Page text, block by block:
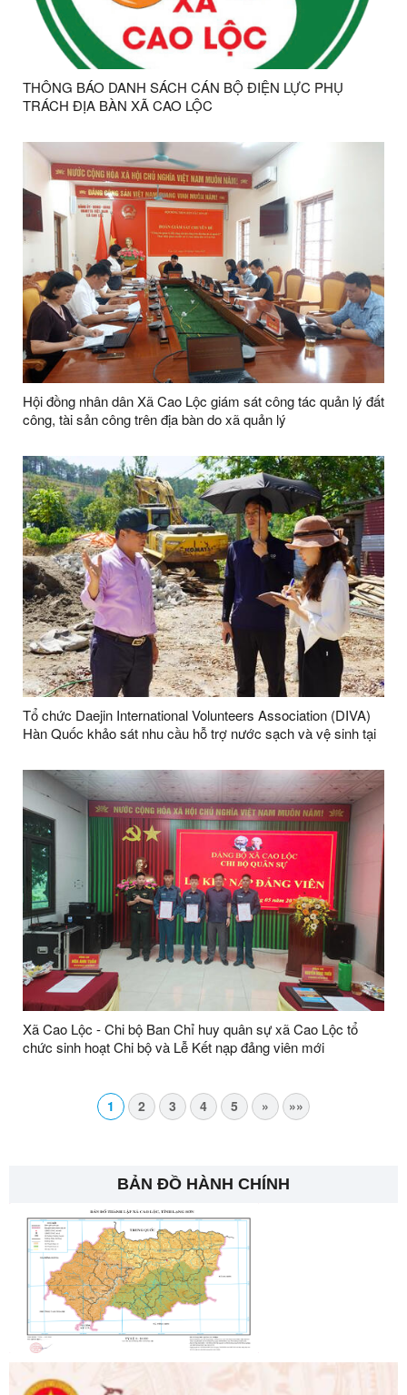
THÔNG BÁO DANH SÁCH CÁN BỘ ĐIỆN LỰC PHỤ
TRÁCH ĐỊA BÀN XÃ CAO LỘC
Hội đồng nhân dân Xã Cao Lộc giám sát công tác quản lý đất
công, tài sản công trên địa bàn do xã quản lý
Tổ chức Daejin International Volunteers Association (DIVA)
Hàn Quốc khảo sát nhu cầu hỗ trợ nước sạch và vệ sinh tại
Xã Cao Lộc - Chi bộ Ban Chỉ huy quân sự xã Cao Lộc tổ
chức sinh hoạt Chi bộ và Lễ Kết nạp đảng viên mới
1 2 3 4 5 » »»
BẢN ĐỒ HÀNH CHÍNH